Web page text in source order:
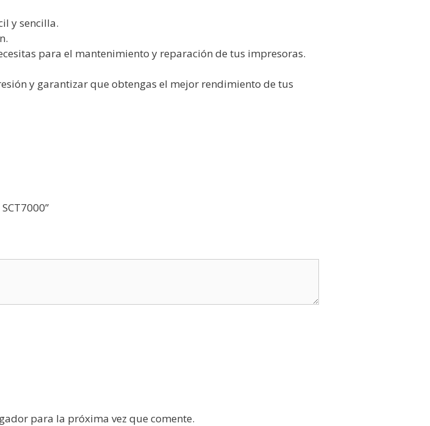
y sencilla.
para el mantenimiento y reparación de tus impresoras.
y garantizar que obtengas el mejor rendimiento de tus
para la próxima vez que comente.